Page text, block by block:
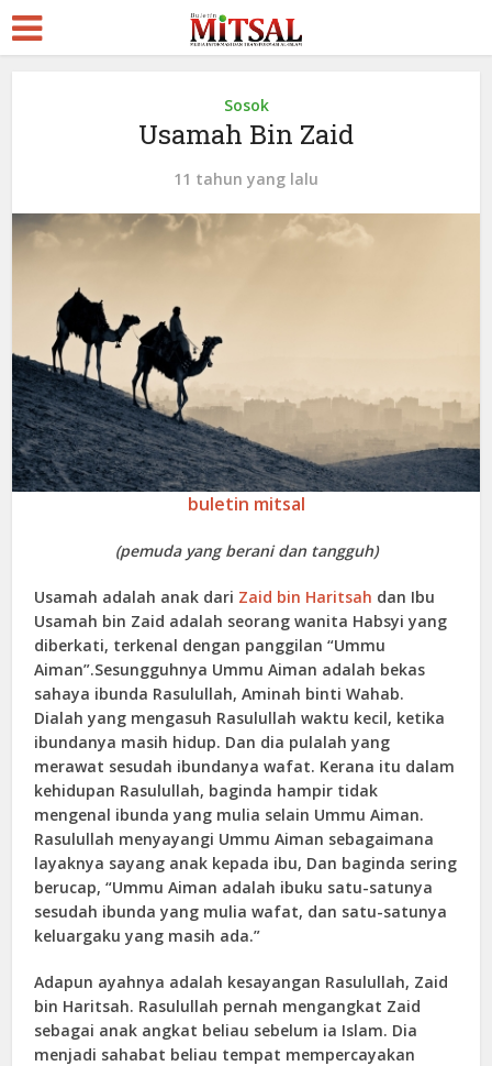
Sosok
Usamah Bin Zaid
11 tahun yang lalu
buletin mitsal
(pemuda yang berani dan tangguh)
Usamah adalah anak dari Zaid bin Haritsah dan Ibu
Usamah bin Zaid adalah seorang wanita Habsyi yang
diberkati, terkenal dengan panggilan “Ummu
Aiman”.Sesungguhnya Ummu Aiman adalah bekas
sahaya ibunda Rasulullah, Aminah binti Wahab.
Dialah yang mengasuh Rasulullah waktu kecil, ketika
ibundanya masih hidup. Dan dia pulalah yang
merawat sesudah ibundanya wafat. Kerana itu dalam
kehidupan Rasulullah, baginda hampir tidak
mengenal ibunda yang mulia selain Ummu Aiman.
Rasulullah menyayangi Ummu Aiman sebagaimana
layaknya sayang anak kepada ibu, Dan baginda sering
berucap, “Ummu Aiman adalah ibuku satu-satunya
sesudah ibunda yang mulia wafat, dan satu-satunya
keluargaku yang masih ada.”
Adapun ayahnya adalah kesayangan Rasulullah, Zaid
bin Haritsah. Rasulullah pernah mengangkat Zaid
sebagai anak angkat beliau sebelum ia Islam. Dia
menjadi sahabat beliau tempat mempercayakan